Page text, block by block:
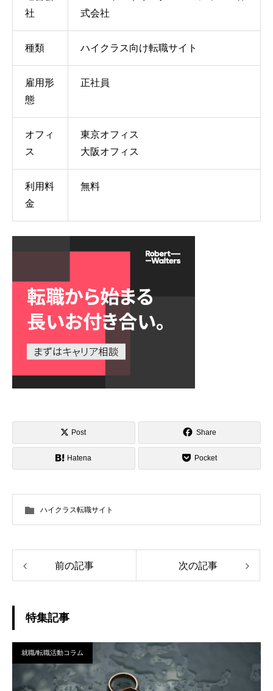
社
式会社
種類 ハイクラス向け転職サイト
雇用形
態
正社員
オフィ
ス
東京オフィス
大阪オフィス
利用料
金
無料
Post Share
Hatena Pocket
ハイクラス転職サイト
前の記事 次の記事
特集記事
就職/転職活動コラム